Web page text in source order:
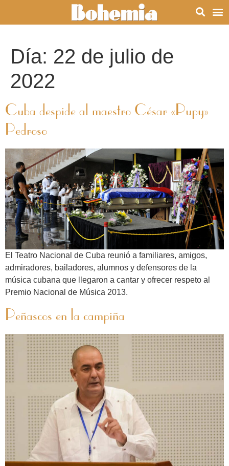
Día: 22 de julio de
2022
Cuba despide al maestro César «Pupy»
Pedroso
El Teatro Nacional de Cuba reunió a familiares, amigos,
admiradores, bailadores, alumnos y defensores de la
música cubana que llegaron a cantar y ofrecer respeto al
Premio Nacional de Música 2013.
Peñascos en la campiña